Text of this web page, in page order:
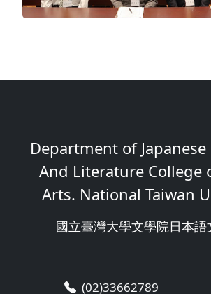
Department of
And Literature College
Arts. National Taiwan
國立臺灣大學文學院日本語
(02)33662789